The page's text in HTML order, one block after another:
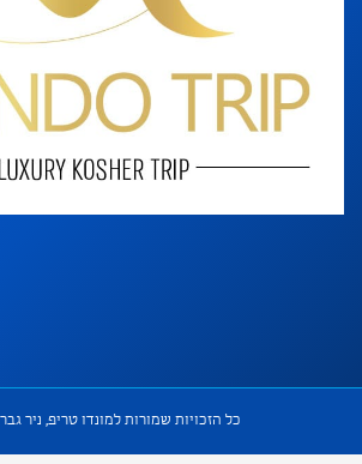
כל הזכויות שמורות למונדו טריפ, ניר